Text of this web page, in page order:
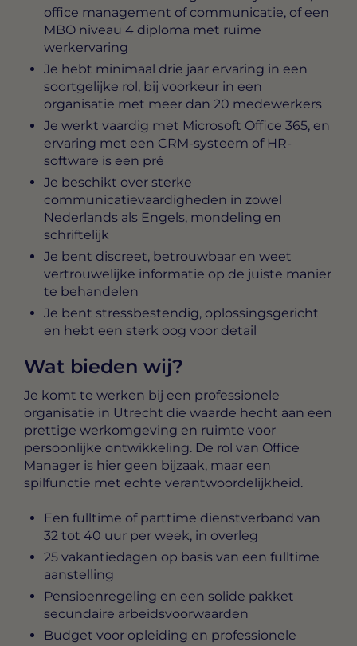
office management of communicatie, of een
MBO niveau 4 diploma met ruime
werkervaring
Je hebt minimaal drie jaar ervaring in een
soortgelijke rol, bij voorkeur in een
organisatie met meer dan 20 medewerkers
Je werkt vaardig met Microsoft Office 365, en
ervaring met een CRM-systeem of HR-
software is een pré
Je beschikt over sterke
communicatievaardigheden in zowel
Nederlands als Engels, mondeling en
schriftelijk
Je bent discreet, betrouwbaar en weet
vertrouwelijke informatie op de juiste manier
te behandelen
Je bent stressbestendig, oplossingsgericht
en hebt een sterk oog voor detail
Wat bieden wij?
Je komt te werken bij een professionele
organisatie in Utrecht die waarde hecht aan een
prettige werkomgeving en ruimte voor
persoonlijke ontwikkeling. De rol van Office
Manager is hier geen bijzaak, maar een
spilfunctie met echte verantwoordelijkheid.
Een fulltime of parttime dienstverband van
32 tot 40 uur per week, in overleg
25 vakantiedagen op basis van een fulltime
aanstelling
Pensioenregeling en een solide pakket
secundaire arbeidsvoorwaarden
Budget voor opleiding en professionele